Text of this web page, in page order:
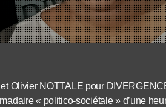
Olivier NOTTALE pour
« politico-sociétale » d’une